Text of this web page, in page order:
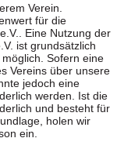
Verein.
für die
Eine Nutzung der
ist grundsätzlich
Sofern eine
Vereins über unsere
jedoch eine
werden. Ist die
und besteht für
holen wir
ein.